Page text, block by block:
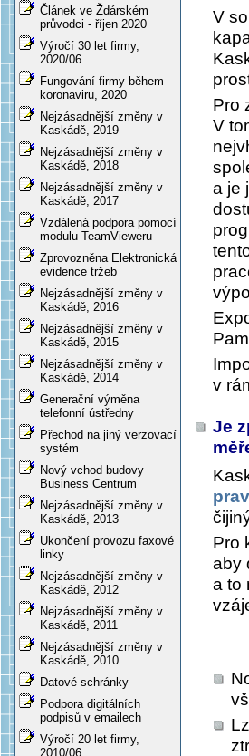
Článek ve Ždárském
průvodci - říjen 2020
Výročí 30 let firmy,
2020/06
Fungování firmy během
koronaviru, 2020
Nejzásadnější změny v
Kaskádě, 2019
Nejzásadnější změny v
Kaskádě, 2018
Nejzásadnější změny v
Kaskádě, 2017
Vzdálená podpora pomocí
modulu TeamVieweru
Zprovozněna Elektronická
evidence tržeb
Nejzásadnější změny v
Kaskádě, 2016
Nejzásadnější změny v
Kaskádě, 2015
Nejzásadnější změny v
Kaskádě, 2014
Generační výměna
telefonní ústředny
Přechod na jiný verzovací
systém
Nový vchod budovy
Business Centrum
Nejzásadnější změny v
Kaskádě, 2013
Ukončení provozu faxové
linky
Nejzásadnější změny v
Kaskádě, 2012
Nejzásadnější změny v
Kaskádě, 2011
Nejzásadnější změny v
Kaskádě, 2010
Datové schránky
Podpora digitálních
podpisů v emailech
Výročí 20 let firmy,
2010/06
V
Pro
V
a je
v
Je
Pro
aby
a to